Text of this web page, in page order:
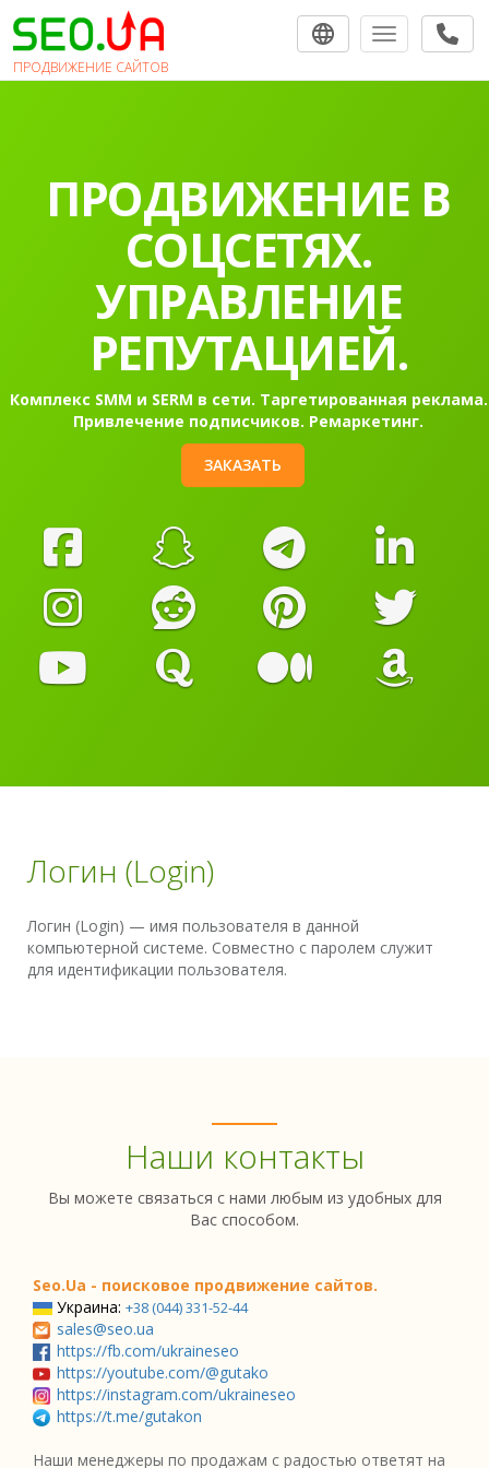
ПРОДВИЖЕНИЕ САЙТОВ
Toggle
ПРОДВИЖЕНИЕ В
СОЦСЕТЯХ.
УПРАВЛЕНИЕ
РЕПУТАЦИЕЙ.
Комплекс SMM и SERM в сети. Таргетированная реклама.
Привлечение подписчиков. Ремаркетинг.
ЗАКАЗАТЬ
Логин (Login)
Логин (Login) — имя пользователя в данной
компьютерной системе. Совместно с паролем служит
для идентификации пользователя.
Наши контакты
Вы можете связаться с нами любым из удобных для
Вас способом.
Seo.Ua - поисковое продвижение сайтов.
Украина: +38 (044) 331-52-44
sales@seo.ua
https://fb.com/ukraineseo
https://youtube.com/@gutako
https://instagram.com/ukraineseo
https://t.me/gutakon
Наши менеджеры по продажам с радостью ответят на